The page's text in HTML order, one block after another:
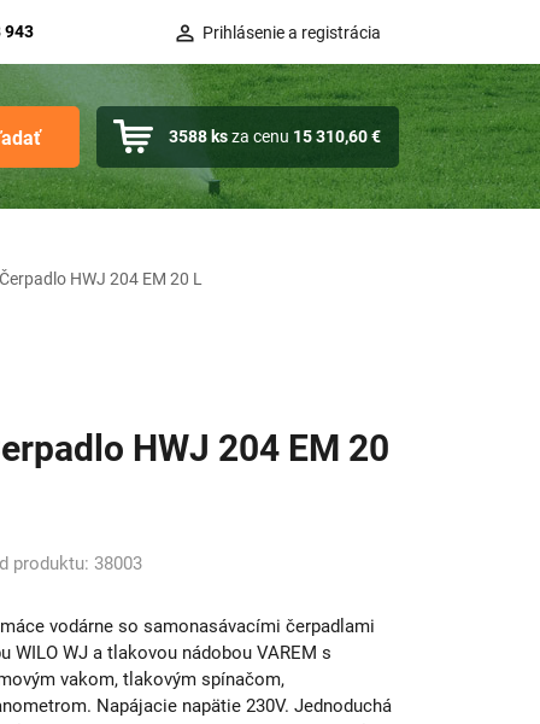
943 Prihlásenie a registrácia
3588ksza cenu 15 310,60 €
Čerpadlo HWJ 204 EM 20 L
HWJ 204 EM 20
produktu: 38003
vodárne so samonasávacími čerpadlami
WILO WJ a tlakovou nádobou VAREM s
vakom, tlakovým spínačom,
Napájacie napätie 230V. Jednoduchá